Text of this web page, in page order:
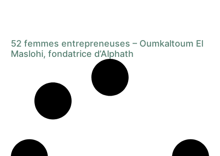
52 femmes entrepreneuses – Oumkaltoum El
Maslohi, fondatrice d’Alphath